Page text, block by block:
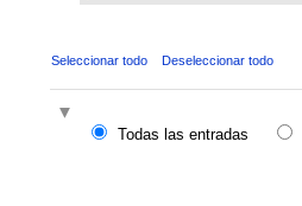
Seleccionar todo Deseleccionar todo
Todas las entradas